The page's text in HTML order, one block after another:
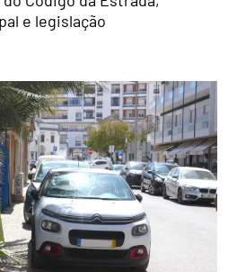
e legislação